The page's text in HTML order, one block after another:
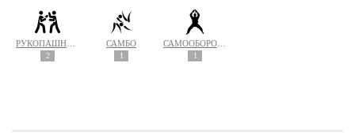
2
САМБО
1 1